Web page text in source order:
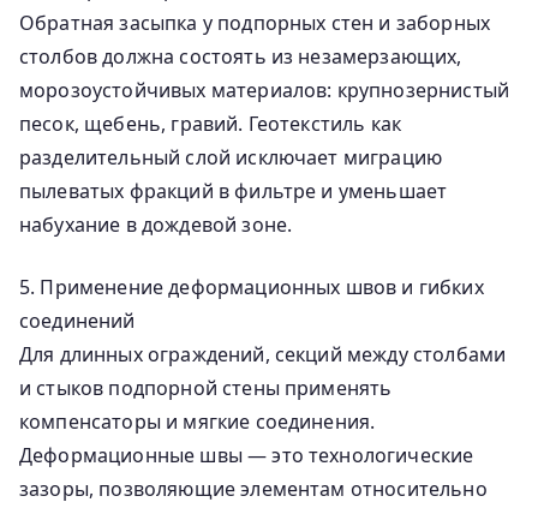
Обратная засыпка у подпорных стен и заборных
столбов должна состоять из незамерзающих,
морозоустойчивых материалов: крупнозернистый
песок, щебень, гравий. Геотекстиль как
разделительный слой исключает миграцию
пылеватых фракций в фильтре и уменьшает
набухание в дождевой зоне.
5. Применение деформационных швов и гибких
соединений
Для длинных ограждений, секций между столбами
и стыков подпорной стены применять
компенсаторы и мягкие соединения.
Деформационные швы — это технологические
зазоры, позволяющие элементам относительно